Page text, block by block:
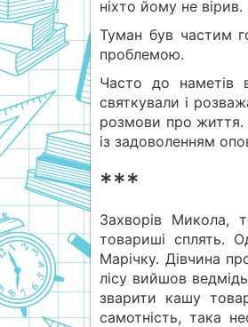
ніхто йому не вірив.
Туман був частим
проблемою.
Часто до наметів
святкували і
розмови про життя.
із задоволенням
***
Захворів Микола,
товариші сплять.
Марічку. Дівчина
лісу вийшов
зварити кашу
самотність, така